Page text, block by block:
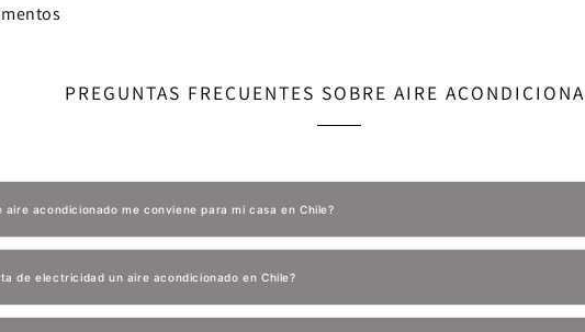
PREGUNTAS FRECUENTES SOBRE AIRE
aire acondicionado me conviene para mi casa en Chile?
de electricidad un aire acondicionado en Chile?